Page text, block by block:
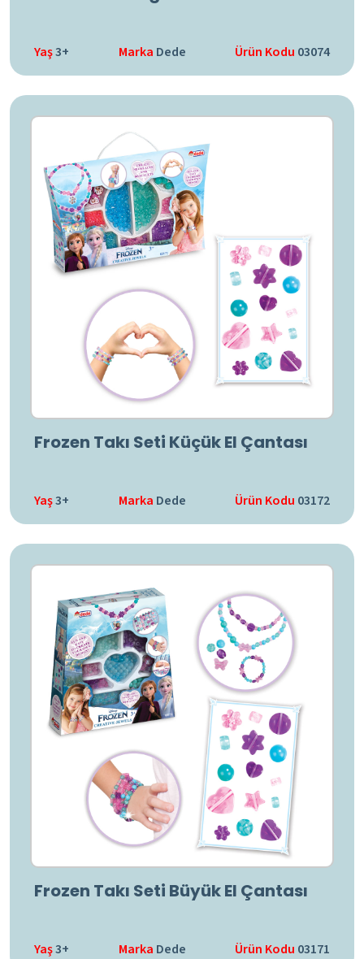
Yaş3+ Marka Dede Ürün Kodu 03074
Frozen Takı Seti Küçük El Çantası
Yaş3+ Marka Dede Ürün Kodu 03172
Frozen Takı Seti Büyük El Çantası
Yaş3+ Marka Dede Ürün Kodu 03171